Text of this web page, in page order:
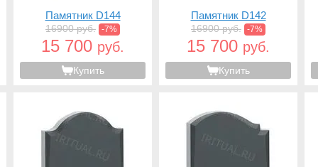
Памятник D144
16900 руб. -7%
15 700 руб.
Купить
Памятник D142
16900 руб. -7%
15 700 руб.
Купить